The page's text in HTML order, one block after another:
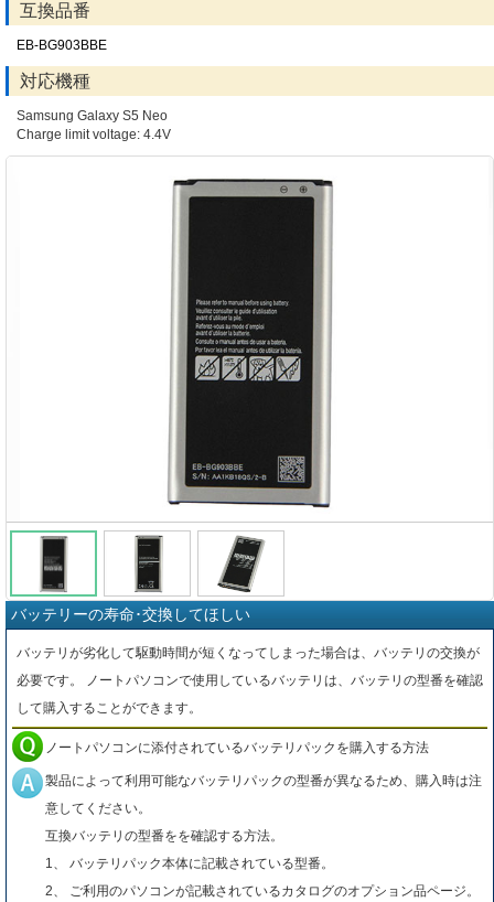
互換品番
EB-BG903BBE
対応機種
Samsung Galaxy S5 Neo
Charge limit voltage: 4.4V
バッテリーの寿命･交換してほしい
バッテリが劣化して駆動時間が短くなってしまった場合は、バッテリの交換が
必要です。 ノートパソコンで使用しているバッテリは、バッテリの型番を確認
して購入することができます。
ノートパソコンに添付されているバッテリパックを購入する方法
製品によって利用可能なバッテリパックの型番が異なるため、購入時は注
意してください。
互換バッテリの型番をを確認する方法。
1、 バッテリパック本体に記載されている型番。
2、 ご利用のパソコンが記載されているカタログのオプション品ページ。